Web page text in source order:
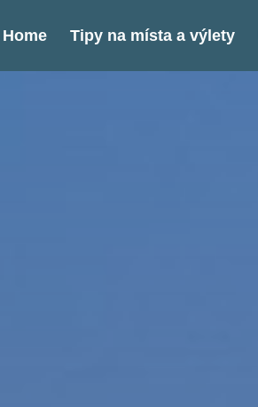
Home Tipy na místa a výlety